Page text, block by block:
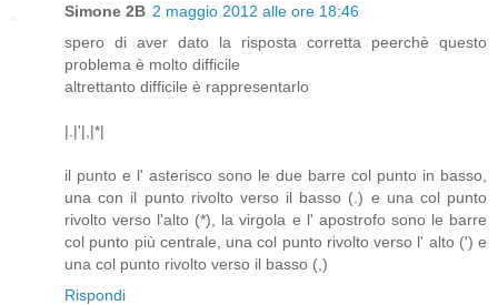
Simone 2B 2 maggio 2012 alle ore 18:46
spero di aver dato la risposta corretta peerchè questo
problema è molto difficile
altrettanto difficile è rappresentarlo
|.|'|,|*|
il punto e l' asterisco sono le due barre col punto in basso,
una con il punto rivolto verso il basso (.) e una col punto
rivolto verso l'alto (*), la virgola e l' apostrofo sono le barre
col punto più centrale, una col punto rivolto verso l' alto (') e
una col punto rivolto verso il basso (,)
Rispondi